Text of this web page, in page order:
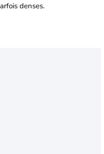
denses.